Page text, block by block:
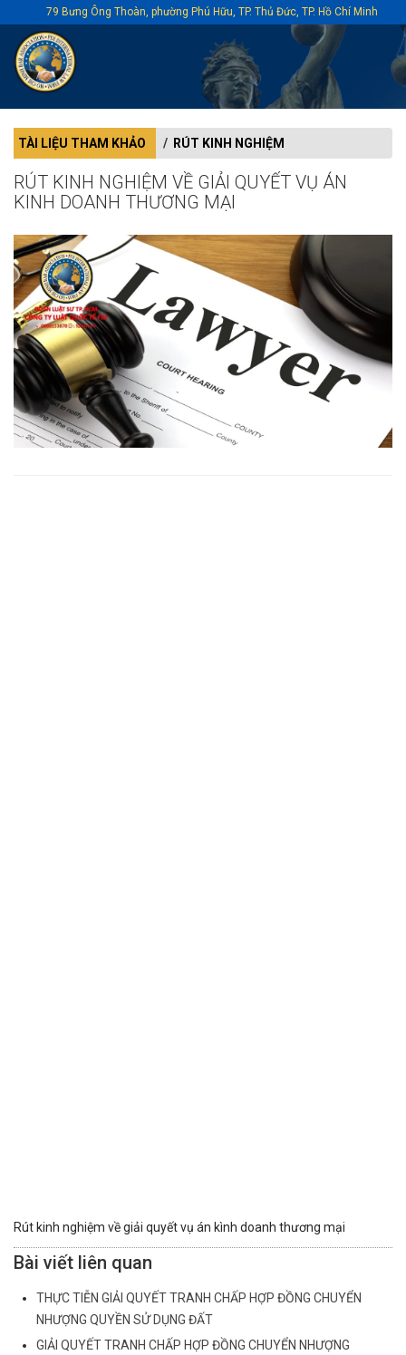
79 Bưng Ông Thoàn, phường Phú Hữu, TP. Thủ Đức, TP. Hồ Chí Minh
TÀI LIỆU THAM KHẢO RÚT KINH NGHIỆM
RÚT KINH NGHIỆM VỀ GIẢI QUYẾT VỤ ÁN
KINH DOANH THƯƠNG MẠI
Rút kinh nghiệm về giải quyết vụ án kình doanh thương mại
Bài viết liên quan
THỰC TIỄN GIẢI QUYẾT TRANH CHẤP HỢP ĐỒNG CHUYỂN
NHƯỢNG QUYỀN SỬ DỤNG ĐẤT
GIẢI QUYẾT TRANH CHẤP HỢP ĐỒNG CHUYỂN NHƯỢNG